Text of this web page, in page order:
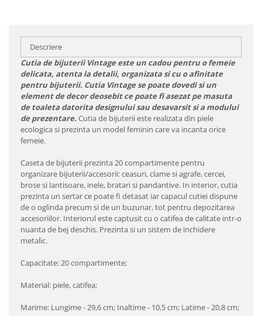
Descriere
Cutia de bijuterii Vintage este un cadou pentru o femeie
delicata, atenta la detalii, organizata si cu o afinitate
pentru bijuterii. Cutia Vintage se poate dovedi si un
element de decor deosebit ce poate fi asezat pe masuta
de toaleta datorita designului sau desavarsit si a modului
de prezentare. Cutia de bijuterii este realizata din piele
ecologica si prezinta un model feminin care va incanta orice
femeie.
Caseta de bijuterii prezinta 20 compartimente pentru
organizare bijuterii/accesorii: ceasuri, clame si agrafe, cercei,
brose si lantisoare, inele, bratari si pandantive. In interior, cutia
prezinta un sertar ce poate fi detasat iar capacul cutiei dispune
de o oglinda precum si de un buzunar, tot pentru depozitarea
accesoriilor. Interiorul este captusit cu o catifea de calitate intr-o
nuanta de bej deschis. Prezinta si un sistem de inchidere
metalic.
Capacitate: 20 compartimente;
Material: piele, catifea;
Marime: Lungime - 29,6 cm; Inaltime - 10,5 cm; Latime - 20,8 cm;